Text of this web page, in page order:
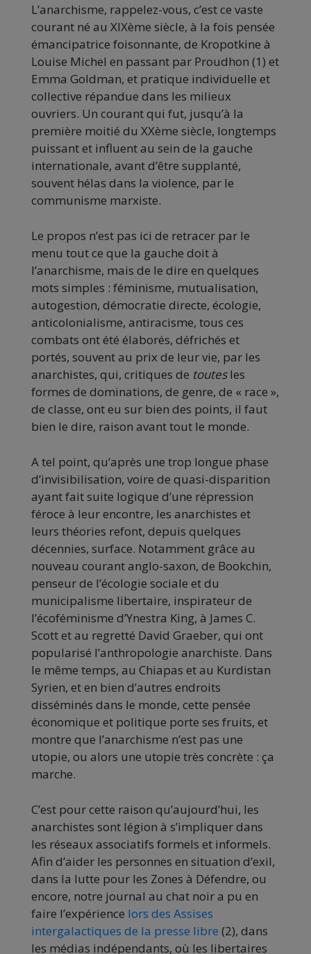
L’anarchisme, rappelez-vous, c’est ce vaste
courant né au XIXème siècle, à la fois pensée
émancipatrice foisonnante, de Kropotkine à
Louise Michel en passant par Proudhon (1) et
Emma Goldman, et pratique individuelle et
collective répandue dans les milieux
ouvriers. Un courant qui fut, jusqu’à la
première moitié du XXème siècle, longtemps
puissant et influent au sein de la gauche
internationale, avant d’être supplanté,
souvent hélas dans la violence, par le
communisme marxiste.
Le propos n’est pas ici de retracer par le
menu tout ce que la gauche doit à
l’anarchisme, mais de le dire en quelques
mots simples : féminisme, mutualisation,
autogestion, démocratie directe, écologie,
anticolonialisme, antiracisme, tous ces
combats ont été élaborés, défrichés et
portés, souvent au prix de leur vie, par les
anarchistes, qui, critiques de toutesles
formes de dominations, de genre, de « race »,
de classe, ont eu sur bien des points, il faut
bien le dire, raison avant tout le monde.
A tel point, qu’après une trop longue phase
d’invisibilisation, voire de quasi-disparition
ayant fait suite logique d’une répression
féroce à leur encontre, les anarchistes et
leurs théories refont, depuis quelques
décennies, surface. Notamment grâce au
nouveau courant anglo-saxon, de Bookchin,
penseur de l’écologie sociale et du
municipalisme libertaire, inspirateur de
l’écoféminisme d’Ynestra King, à James C.
Scott et au regretté David Graeber, qui ont
popularisé l’anthropologie anarchiste. Dans
le même temps, au Chiapas et au Kurdistan
Syrien, et en bien d’autres endroits
disséminés dans le monde, cette pensée
économique et politique porte ses fruits, et
montre que l’anarchisme n’est pas une
utopie, ou alors une utopie très concrète : ça
marche.
C’est pour cette raison qu’aujourd’hui, les
anarchistes sont légion à s’impliquer dans
les réseaux associatifs formels et informels.
Afin d’aider les personnes en situation d’exil,
dans la lutte pour les Zones à Défendre, ou
encore, notre journal au chat noir a pu en
faire l’expérience lors des Assises
intergalactiques de la presse libre (2), dans
les médias indépendants, où les libertaires